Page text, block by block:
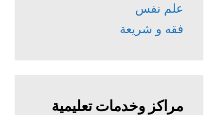
علم نفس
فقه و شريعة
مراكز وخدمات تعليمية